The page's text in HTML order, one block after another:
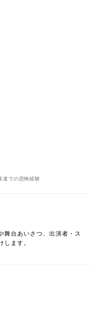
道での恐怖経験
舞台あいさつ、出演者・ス
ます。